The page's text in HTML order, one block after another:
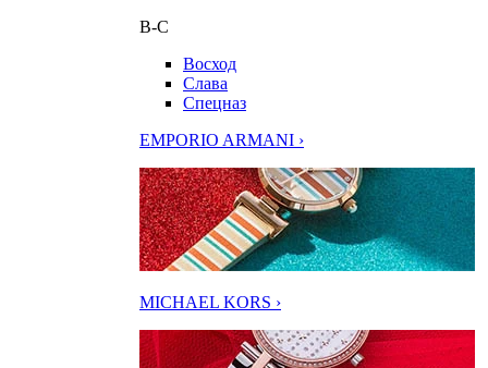
В-С
Восход
Слава
Спецназ
EMPORIO ARMANI ›
MICHAEL KORS ›